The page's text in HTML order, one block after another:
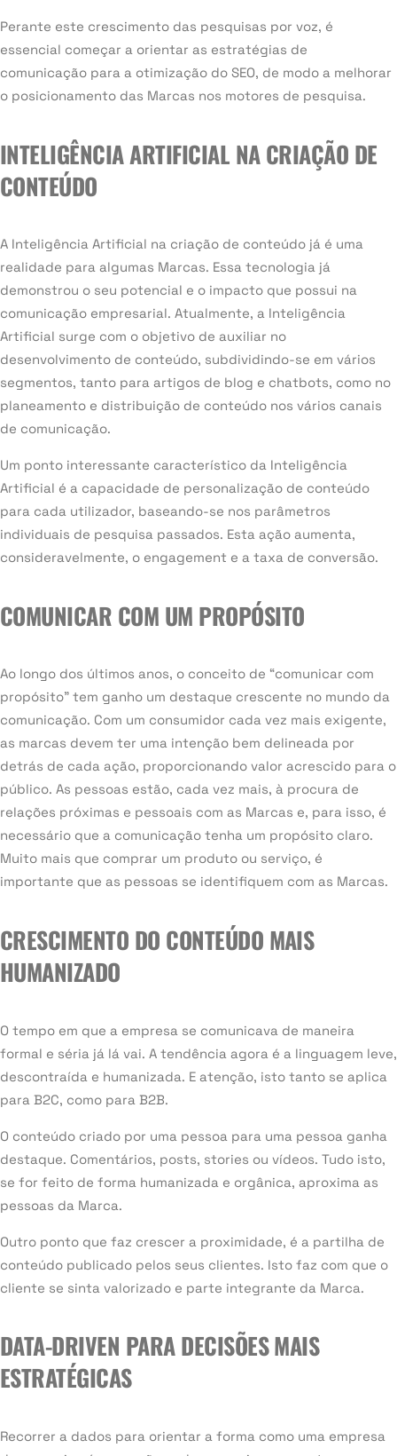
Perante este crescimento das pesquisas por voz, é
essencial começar a orientar as estratégias de
comunicação para a otimização do SEO, de modo a melhorar
o posicionamento das Marcas nos motores de pesquisa.
INTELIGÊNCIA ARTIFICIAL NA CRIAÇÃO DE
CONTEÚDO
A Inteligência Artificial na criação de conteúdo já é uma
realidade para algumas Marcas. Essa tecnologia já
demonstrou o seu potencial e o impacto que possui na
comunicação empresarial. Atualmente, a Inteligência
Artificial surge com o objetivo de auxiliar no
desenvolvimento de conteúdo, subdividindo-se em vários
segmentos, tanto para artigos de blog e chatbots, como no
planeamento e distribuição de conteúdo nos vários canais
de comunicação.
Um ponto interessante característico da Inteligência
Artificial é a capacidade de personalização de conteúdo
para cada utilizador, baseando-se nos parâmetros
individuais de pesquisa passados. Esta ação aumenta,
consideravelmente, o engagement e a taxa de conversão.
COMUNICAR COM UM PROPÓSITO
Ao longo dos últimos anos, o conceito de “comunicar com
propósito” tem ganho um destaque crescente no mundo da
comunicação. Com um consumidor cada vez mais exigente,
as marcas devem ter uma intenção bem delineada por
detrás de cada ação, proporcionando valor acrescido para o
público. As pessoas estão, cada vez mais, à procura de
relações próximas e pessoais com as Marcas e, para isso, é
necessário que a comunicação tenha um propósito claro.
Muito mais que comprar um produto ou serviço, é
importante que as pessoas se identifiquem com as Marcas.
CRESCIMENTO DO CONTEÚDO MAIS
HUMANIZADO
O tempo em que a empresa se comunicava de maneira
formal e séria já lá vai. A tendência agora é a linguagem leve,
descontraída e humanizada. E atenção, isto tanto se aplica
para B2C, como para B2B.
O conteúdo criado por uma pessoa para uma pessoa ganha
destaque. Comentários, posts, stories ou vídeos. Tudo isto,
se for feito de forma humanizada e orgânica, aproxima as
pessoas da Marca.
Outro ponto que faz crescer a proximidade, é a partilha de
conteúdo publicado pelos seus clientes. Isto faz com que o
cliente se sinta valorizado e parte integrante da Marca.
DATA-DRIVEN PARA DECISÕES MAIS
ESTRATÉGICAS
Recorrer a dados para orientar a forma como uma empresa